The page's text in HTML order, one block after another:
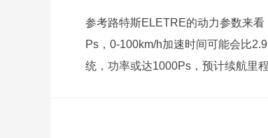
参考路特斯ELETRE的动力参数来
Ps，0-100km/h加速时间可能会比
统，功率或达1000Ps，预计续航里程